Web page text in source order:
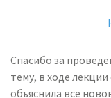
Спасибо за
тему, в ходе
объяснила все